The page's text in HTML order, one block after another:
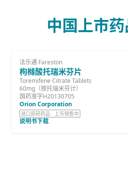
中国上市
法乐通 Fareston
枸橼酸托瑞米芬片
Toremifene Citrate Tablets
60mg（按托瑞米芬计）
国药准字H20130705
Orion Corporation
进口原研药品 · 上市销售中
说明书下载